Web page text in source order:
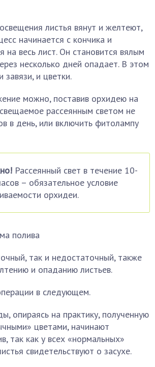
листья вянут и желтеют,
начинается с кончика и
на весь лист. Он становится вялым
несколько дней опадает. В этом
и цветки.
можно, поставив орхидею на
рассеянным светом не
в день, или включить фитолампу
Рассеянный свет в течение 10-
– обязательное условие
орхидеи.
полива
так и недостаточный, также
и опаданию листьев.
в следующем.
опираясь на практику, полученную
цветами, начинают
так как у всех «нормальных»
свидетельствуют о засухе.